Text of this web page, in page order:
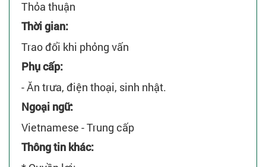
Thỏa thuận
Thời gian:
Trao đổi khi phỏng vấn
Phụ cấp:
- Ăn trưa, điện thoại, sinh nhật.
Ngoại ngữ:
Vietnamese - Trung cấp
Thông tin khác: